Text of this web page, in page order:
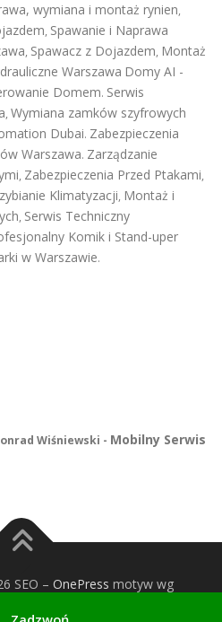
wymiana i montaż rynien,
, Spawanie i Naprawa
, Spawacz z Dojazdem, Montaż
Warszawa Domy AI -
Domem. Serwis
, Wymiana zamków szyfrowych
Dubai. Zabezpieczenia
Warszawa. Zarządzanie
, Zabezpieczenia Przed Ptakami,
Klimatyzacji, Montaż i
, Serwis Techniczny
Komik i Stand-uper
w Warszawie.
Wiśniewski - Mobilny Serwis
SEO – OnePress motyw wg